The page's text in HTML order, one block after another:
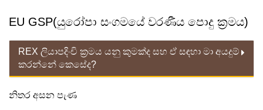
EU GSP(යුරෝපා සංගමයේ වරණීය පොදු ක්‍රමය)
REX ලියාපදිංචි ක්‍රමය යනු කුමක්ද සහ ඒ සඳහා මා අයදුම්
කරන්නේ කෙසේද?
ලියාපදිංචි අපනයන ක්‍රමය (REX පද්ධතිය) යනු 2017
නිතර අසන පැණ